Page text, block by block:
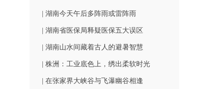
| 湖南今天午后多阵雨或雷阵雨
| 湖南省医保局释疑医保五大误区
| 湖南山水间藏着古人的避暑智慧
| 株洲：工业底色上，绣出柔软时光
| 在张家界大峡谷与飞瀑幽谷相逢